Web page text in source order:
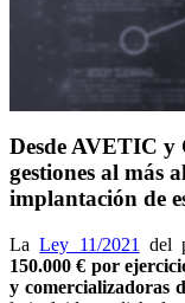
Desde AVETIC y
gestiones al más
implantación de
LaLey 11/2021 del
150.000 € por
y comercializadoras